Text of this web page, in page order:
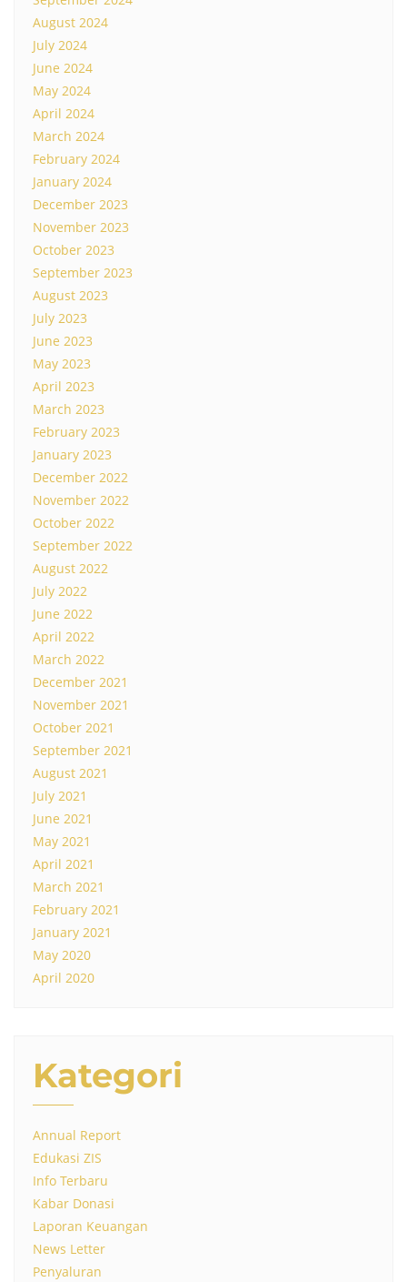
August 2024
July 2024
June 2024
May 2024
April 2024
March 2024
February 2024
January 2024
December 2023
November 2023
October 2023
September 2023
August 2023
July 2023
June 2023
May 2023
April 2023
March 2023
February 2023
January 2023
December 2022
November 2022
October 2022
September 2022
August 2022
July 2022
June 2022
April 2022
March 2022
December 2021
November 2021
October 2021
September 2021
August 2021
July 2021
June 2021
May 2021
April 2021
March 2021
February 2021
January 2021
May 2020
April 2020
Kategori
Annual Report
Edukasi ZIS
Info Terbaru
Kabar Donasi
Laporan Keuangan
News Letter
Penyaluran